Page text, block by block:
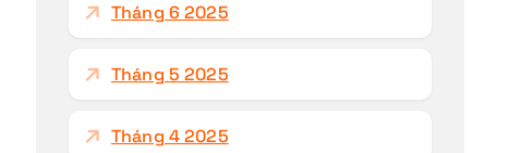
Tháng 6 2025
Tháng 5 2025
Tháng 4 2025